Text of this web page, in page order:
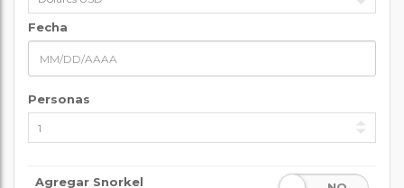
Fecha
Personas
Agregar Snorkel